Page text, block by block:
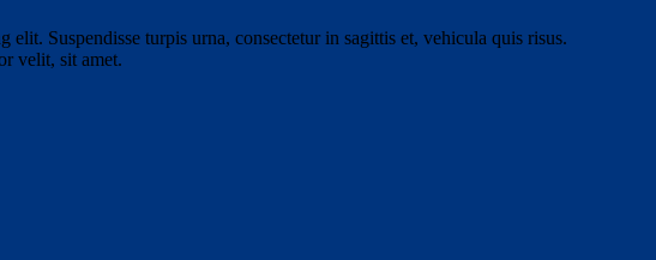
Suspendisse turpis urna, consectetur in sagittis et, vehicula quis risus.
velit, sit amet.